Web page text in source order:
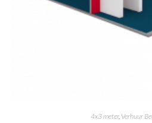
4x3 meter, Verhuur